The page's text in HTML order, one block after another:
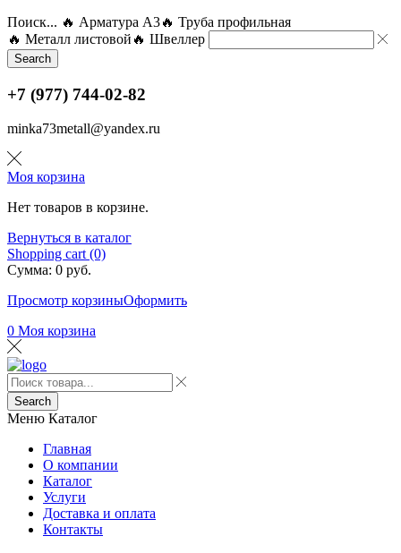
Поиск... 🔥 Арматура А3🔥 Труба профильная
🔥 Металл листовой 🔥 Швеллер
Search
+7 (977) 744-02-82
minka73metall@yandex.ru
Моя корзина
Нет товаров в корзине.
Вернуться в каталог
Shopping cart (0)
Сумма: 0 руб.
Просмотр корзиныОформить
0 Моя корзина
Search
Меню Каталог
Главная
О компании
Каталог
Услуги
Доставка и оплата
Контакты